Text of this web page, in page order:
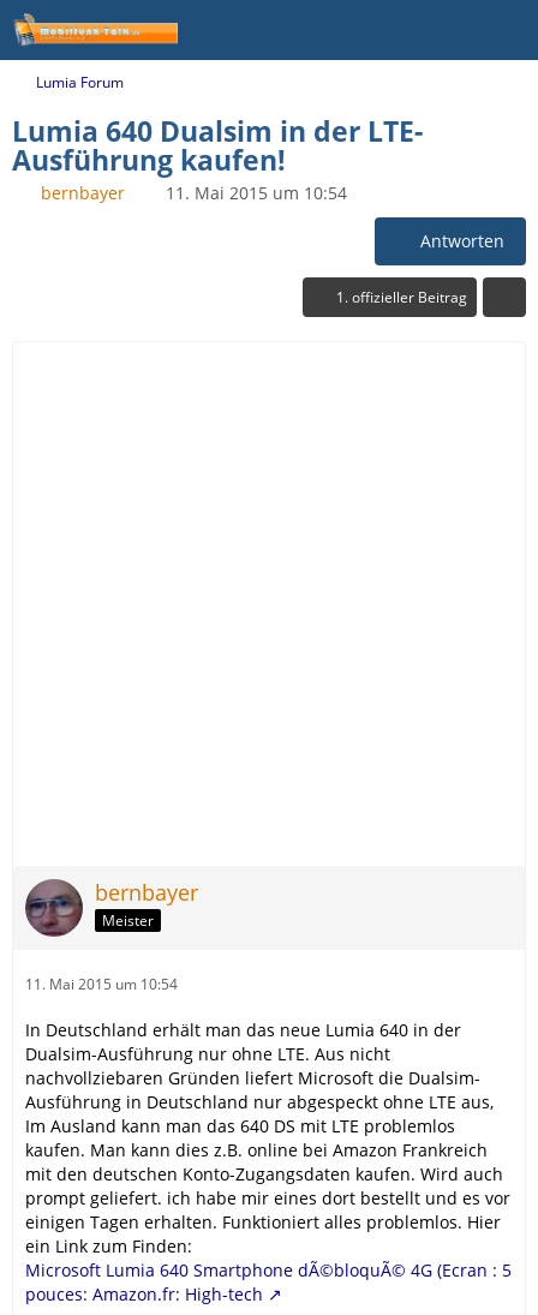
Lumia Forum
Lumia 640 Dualsim in der LTE-
Ausführung kaufen!
bernbayer 11. Mai 2015 um 10:54
Antworten
1. offizieller Beitrag
bernbayer
Meister
11. Mai 2015 um 10:54
In Deutschland erhält man das neue Lumia 640 in der
Dualsim-Ausführung nur ohne LTE. Aus nicht
nachvollziebaren Gründen liefert Microsoft die Dualsim-
Ausführung in Deutschland nur abgespeckt ohne LTE aus,
Im Ausland kann man das 640 DS mit LTE problemlos
kaufen. Man kann dies z.B. online bei Amazon Frankreich
mit den deutschen Konto-Zugangsdaten kaufen. Wird auch
prompt geliefert. ich habe mir eines dort bestellt und es vor
einigen Tagen erhalten. Funktioniert alles problemlos. Hier
ein Link zum Finden:
Microsoft Lumia 640 Smartphone dÃ©bloquÃ© 4G (Ecran : 5
pouces: Amazon.fr: High-tech